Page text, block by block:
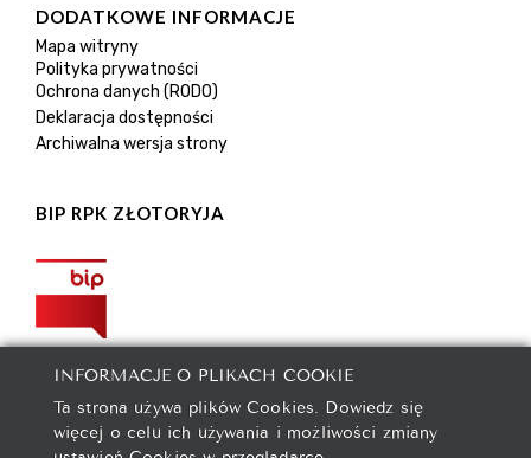
DODATKOWE INFORMACJE
Mapa witryny
Polityka prywatności
Ochrona danych (RODO)
Deklaracja dostępności
Archiwalna wersja strony
BIP RPK ZŁOTORYJA
INFORMACJE O PLIKACH COOKIE
Ta strona używa plików Cookies. Dowiedz się
więcej o celu ich używania i możliwości zmiany